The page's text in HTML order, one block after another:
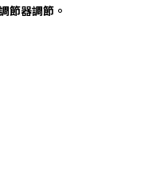
節器調節。